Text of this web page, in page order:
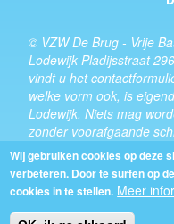
© VZW De Brug - Vrije
Lodewijk Pladijsstraat
vindt u het
welke vorm ook, is
Lodewijk. Niets mag
zonder voorafgaande
schooldirecteur.
Wij gebruiken cookies op deze
verbeteren. Door te surfen op
cookies in te stellen. Meer